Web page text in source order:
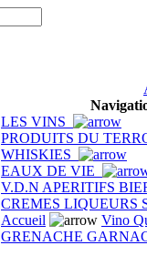
LES VINS
PRODUITS DU
WHISKIES
EAUX DE VIE
V.D.N APERITIFS
CREMES LIQUEURS
Accueil
Vino
GRENACHE